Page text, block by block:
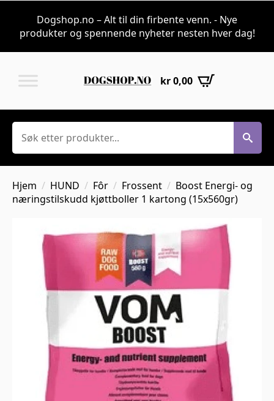
Dogshop.no – Alt til din firbente venn. - Nye
produkter og spennende nyheter nesten hver dag!
kr0,00
Søk
Hjem HUND Fôr Frossent
Boost Energi- og
næringstilskudd kjøttboller 1 kartong (15x560gr)